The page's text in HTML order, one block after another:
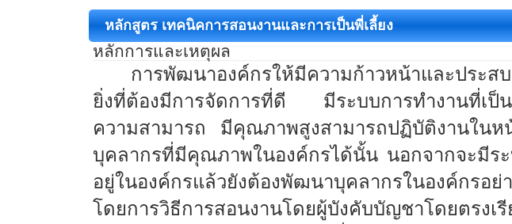
หลักสูตร เทคนิคการสอนงานและการเป็นพี่เลี้ยง
หลักการและเหตุผล
การพัฒนาองค์กรให้มีความก้าวหน้าและประส
ยิ่งที่ต้องมีการจัดการที่ดี มีระบบการทำงานที่เป็
ความสามารถ มีคุณภาพสูงสามารถปฏิบัติงานในห
บุคลากรที่มีคุณภาพในองค์กรได้นั้น นอกจากจะมีร
อยู่ในองค์กรแล้วยังต้องพัฒนาบุคลากรในองค์กรอย่
โดยการวิธีการสอนงานโดยผู้บังคับบัญชาโดยตรงเ